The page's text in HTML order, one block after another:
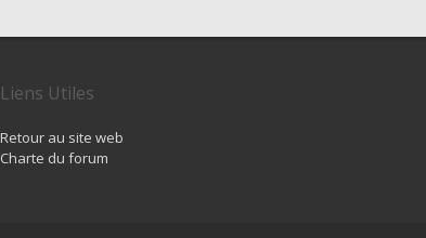
Liens Utiles
Retour au site web
Charte du forum